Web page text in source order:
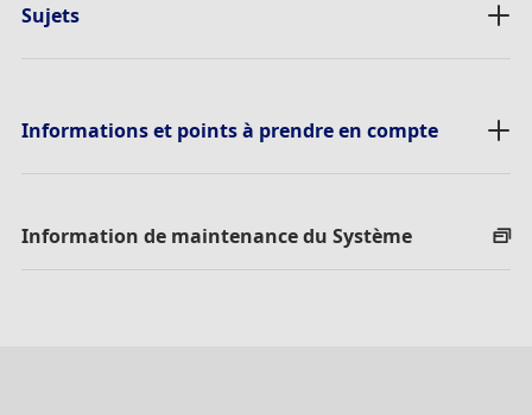
Sujets
Informations et points à prendre en compte
Information de maintenance du Système